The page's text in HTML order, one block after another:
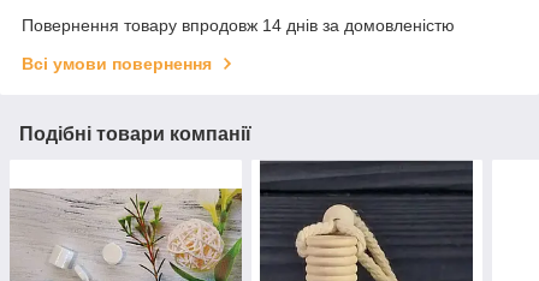
Повернення товару впродовж 14 днів за домовленістю
Всі умови повернення
Подібні товари компанії